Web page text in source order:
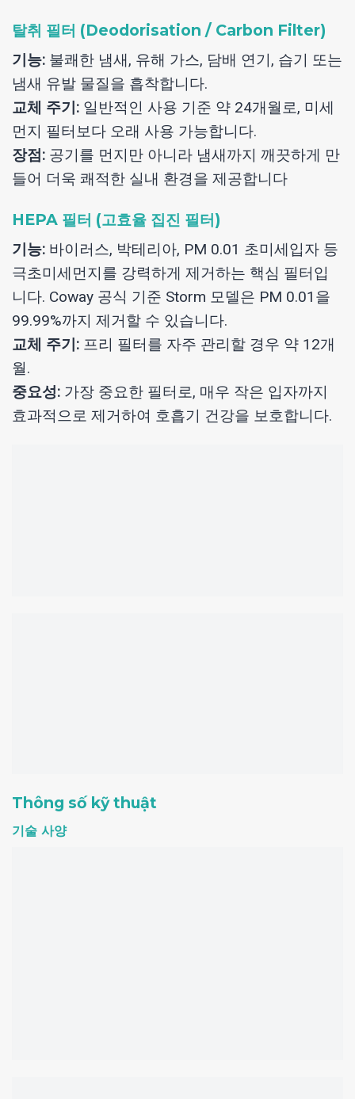
탈취 필터 (Deodorisation / Carbon Filter)
기능: 불쾌한 냄새, 유해 가스, 담배 연기, 습기 또는
냄새 유발 물질을 흡착합니다.
교체 주기: 일반적인 사용 기준 약 24개월로, 미세
먼지 필터보다 오래 사용 가능합니다.
장점: 공기를 먼지만 아니라 냄새까지 깨끗하게 만
들어 더욱 쾌적한 실내 환경을 제공합니다
HEPA 필터 (고효율 집진 필터)
기능: 바이러스, 박테리아, PM 0.01 초미세입자 등
극초미세먼지를 강력하게 제거하는 핵심 필터입
니다. Coway 공식 기준 Storm 모델은 PM 0.01을
99.99%까지 제거할 수 있습니다.
교체 주기: 프리 필터를 자주 관리할 경우 약 12개
월.
중요성: 가장 중요한 필터로, 매우 작은 입자까지
효과적으로 제거하여 호흡기 건강을 보호합니다.
Thông số kỹ thuật
기술 사양